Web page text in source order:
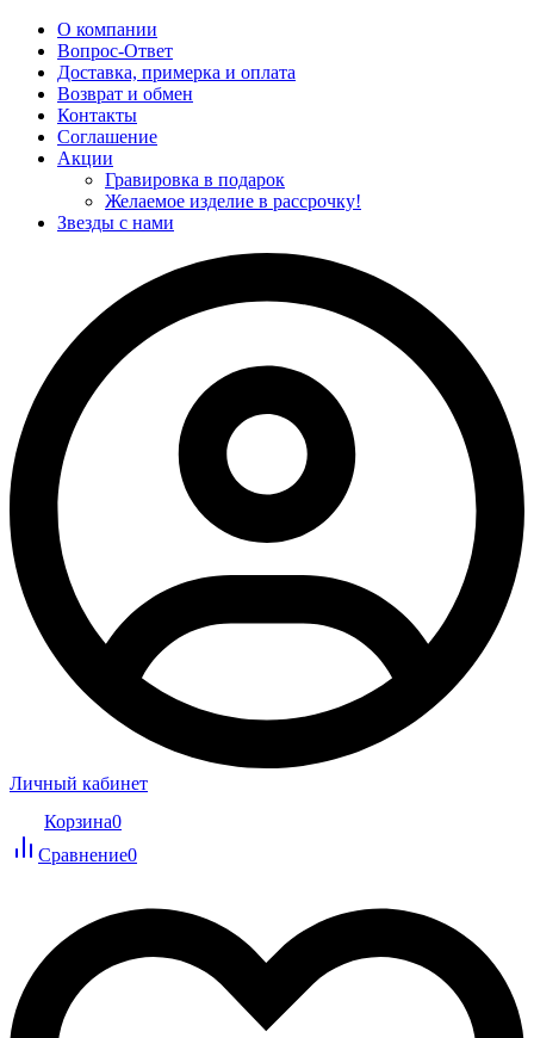
О компании
Вопрос-Ответ
Доставка, примерка и оплата
Возврат и обмен
Контакты
Соглашение
Акции
Гравировка в подарок
Желаемое изделие в рассрочку!
Звезды с нами
Личный кабинет
Корзина0
Сравнение0